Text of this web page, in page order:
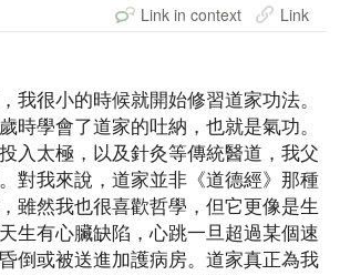
Link in context Link
我很小的時候就開始修習道家功法。
時學會了道家的吐納，也就是氣功。
入太極，以及針灸等傳統醫道，我父
對我來說，道家並非《道德經》那種
雖然我也很喜歡哲學，但它更像是生
生有心臟缺陷，心跳一旦超過某個速
倒或被送進加護病房。道家真正為我